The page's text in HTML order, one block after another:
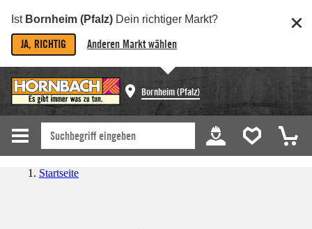
Ist Bornheim (Pfalz) Dein richtiger Markt?
JA, RICHTIG Anderen Markt wählen
Bornheim (Pfalz)
Startseite